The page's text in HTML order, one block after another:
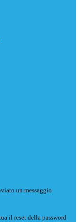
un messaggio
il reset della password